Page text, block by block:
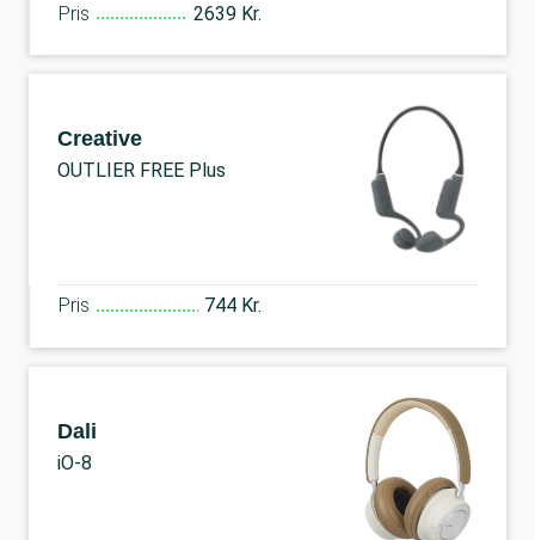
Pris 2639 Kr.
Creative
OUTLIER FREE Plus
Pris 744 Kr.
Dali
iO-8